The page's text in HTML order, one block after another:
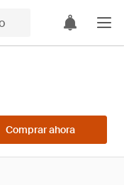
Comprar ahora